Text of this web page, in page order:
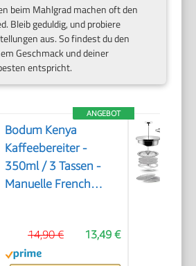
beim Mahlgrad machen oft den
Bleib geduldig, und probiere
aus. So findest du den
Geschmack und deiner
entspricht.
ANGEBOT
Bodum Kenya
Kaffeebereiter -
350ml / 3 Tassen -
Manuelle French
Edelstahl -
Spülmaschinenfest -
13,49 €
14,90 €